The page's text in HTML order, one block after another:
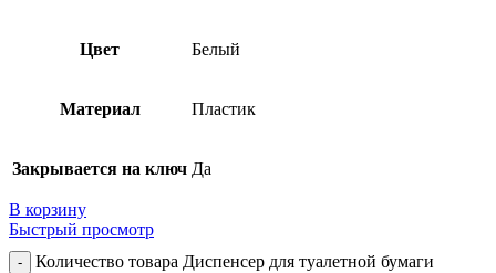
Цвет Белый
Материал Пластик
Закрывается на ключ Да
В корзину
Быстрый просмотр
Количество товара Диспенсер для туалетной бумаги